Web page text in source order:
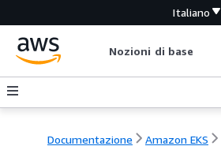
Italiano
Nozioni di base
Documentazione Amazon EKS